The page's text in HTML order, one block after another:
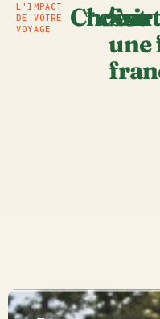
L'IMPACT
DE VOTRE
VOYAGE
Choisir
c'est
une